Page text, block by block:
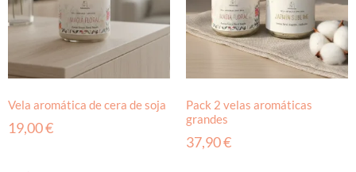
Vela aromática de cera de soja
19,00€
Pack 2 velas aromáticas
grandes
37,90€